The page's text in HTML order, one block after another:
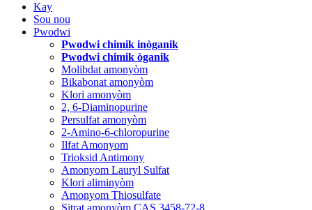
Kay
Sou nou
Pwodwi
Pwodwi chimik inòganik
Pwodwi chimik òganik
Molibdat amonyòm
Bikabonat amonyòm
Klori amonyòm
2, 6-Diaminopurine
Persulfat amonyòm
2-Amino-6-chloropurine
Ilfat Amonyom
Trioksid Antimony
Amonyom Lauryl Sulfat
Klori aliminyòm
Amonyom Thiosulfate
Sitrat amonyòm CAS 3458-72-8